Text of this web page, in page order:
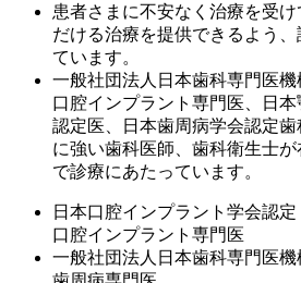
患者さまに不安なく治療を受
だける治療を提供できるよう
ています。
一般社団法人日本歯科専門医機
口腔インプラント専門医、日
認定医、日本歯周病学会認定
に強い歯科医師、歯科衛生士
で診療にあたっています。
日本口腔インプラント学会認定
口腔インプラント専門医
一般社団法人日本歯科専門医機